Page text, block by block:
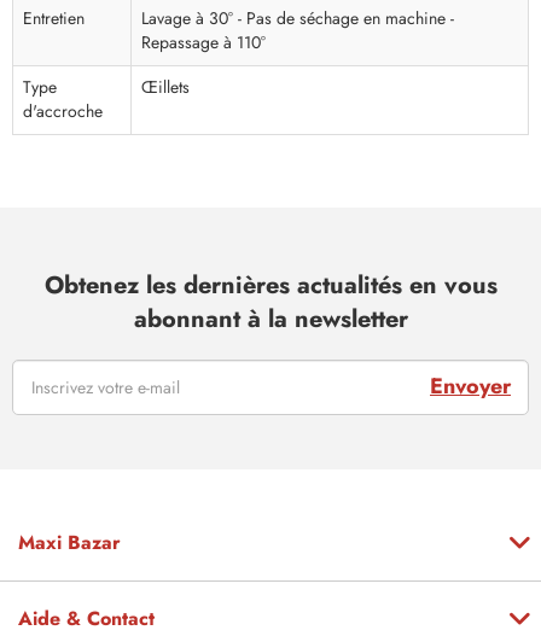
Entretien
Lavage à 30° - Pas de séchage en machine -
Repassage à 110°
Type
d'accroche
Œillets
Obtenez les dernières actualités en vous
abonnant à la newsletter
Envoyer
Maxi Bazar
Aide & Contact